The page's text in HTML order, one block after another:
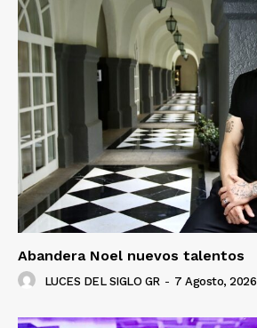
Abandera Noel nuevos talentos
LUCES DEL SIGLO GR - 7 Agosto, 2026